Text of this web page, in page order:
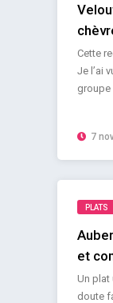
Cette
Je l’ai
groupe ..
7
PLATS
et
Un plat
doute